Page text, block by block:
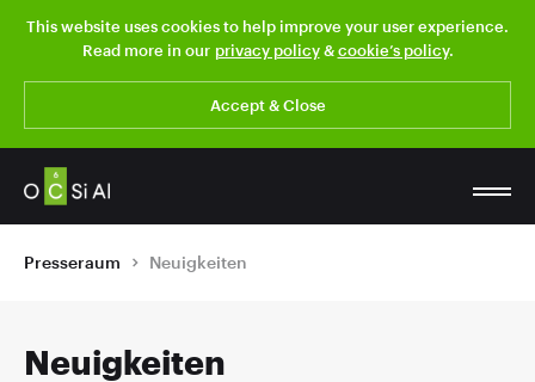
This website uses cookies to help improve your user experience.
Read more in our privacy policy&cookie’s policy.
Accept & Close
Presseraum Neuigkeiten
Neuigkeiten